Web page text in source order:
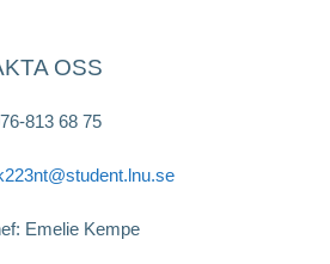
OSS
813 68 75
Emelie Kempe